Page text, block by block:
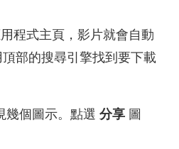
程式主頁，影片就會自動
部的搜尋引擎找到要下載
幾個圖示。點選 分享 圖